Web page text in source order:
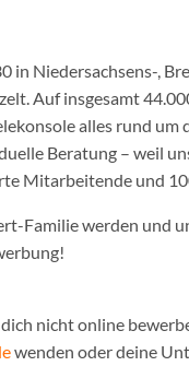
in Niedersachsens-,
Auf insgesamt
alles rund
Beratung – weil
Mitarbeitende und
Familie werden und
nicht online
wenden oder deine